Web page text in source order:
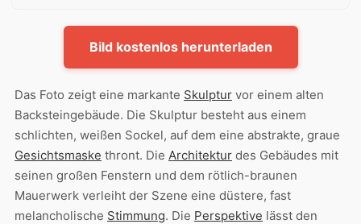
Bild kostenlos herunterladen
Das Foto zeigt eine markante Skulptur vor einem alten
Backsteingebäude. Die Skulptur besteht aus einem
schlichten, weißen Sockel, auf dem eine abstrakte, graue
Gesichtsmaske thront. Die Architektur des Gebäudes mit
seinen großen Fenstern und dem rötlich-braunen
Mauerwerk verleiht der Szene eine düstere, fast
melancholische Stimmung. Die Perspektive lässt den